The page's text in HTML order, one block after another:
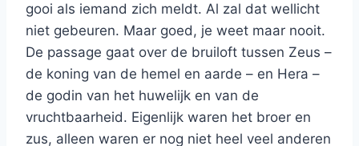
gooi als iemand zich meldt. Al zal dat wellicht
niet gebeuren. Maar goed, je weet maar nooit.
De passage gaat over de bruiloft tussen Zeus –
de koning van de hemel en aarde – en Hera –
de godin van het huwelijk en van de
vruchtbaarheid. Eigenlijk waren het broer en
zus, alleen waren er nog niet heel veel anderen